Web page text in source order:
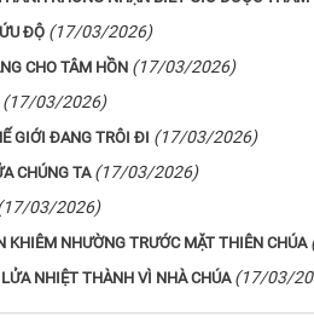
ĐỘ (17/03/2026)
CHO TÂM HỒN (17/03/2026)
(17/03/2026)
GIỚI ĐANG TRÔI ĐI (17/03/2026)
CHÚNG TA (17/03/2026)
03/2026)
KHIÊM NHƯỜNG TRƯỚC MẶT THIÊN CHÚA
NHIỆT THÀNH VÌ NHÀ CHÚA (17/03/